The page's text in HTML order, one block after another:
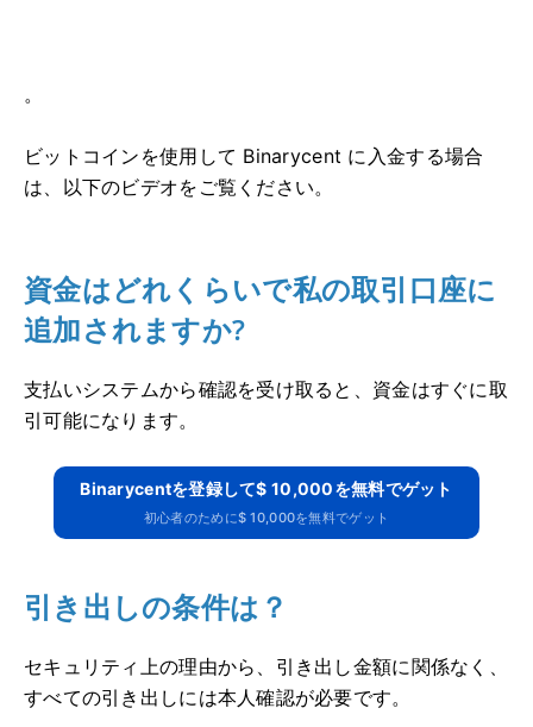
。
ビットコインを使用して Binarycent に入金する場合
は、以下のビデオをご覧ください。
資金はどれくらいで私の取引口座に
追加されますか?
支払いシステムから確認を受け取ると、資金はすぐに取
引可能になります。
Binarycentを登録して$ 10,000を無料でゲット
初心者のために$ 10,000を無料でゲット
引き出しの条件は？
セキュリティ上の理由から、引き出し金額に関係なく、
すべての引き出しには本人確認が必要です。